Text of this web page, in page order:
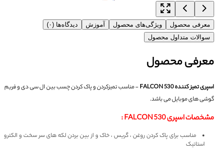
معرفی محصول ویژگی‌های محصول آموزش
دیدگاه‌ها (۰)
سوالات متداول محصول
معرفی محصول
اسپری تمیز کننده FALCON 530
- مناسب تمیزکردن و پاک کردن چسب بین ال سی دی و فریم
گوشی های موبایل می باشد.
مشخصات اسپری FALCON 530 :
مناسب برای پاک کردن روغن ، گریس ، خاک و از بین بردن لکه های سر سخت و الکترو
استاتیک